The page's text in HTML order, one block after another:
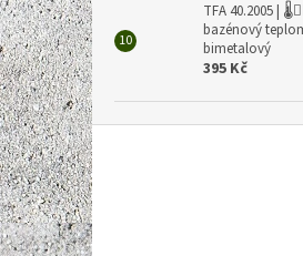
TFA 40.2005 |
bazénový
bimetalový
395 Kč
Z
á
p
a
t